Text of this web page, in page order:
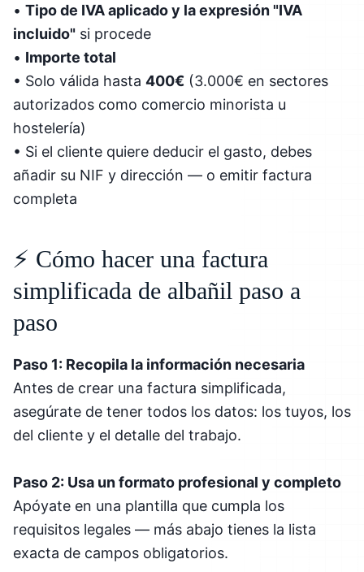
• Tipo de IVA aplicado y la expresión "IVA
incluido" si procede
• Importe total
• Solo válida hasta 400€ (3.000€ en sectores
autorizados como comercio minorista u
hostelería)
• Si el cliente quiere deducir el gasto, debes
añadir su NIF y dirección — o emitir factura
completa
⚡ Cómo hacer una factura
simplificada de albañil paso a
paso
Paso 1: Recopila la información necesaria
Antes de crear una factura simplificada,
asegúrate de tener todos los datos: los tuyos, los
del cliente y el detalle del trabajo.
Paso 2: Usa un formato profesional y completo
Apóyate en una plantilla que cumpla los
requisitos legales — más abajo tienes la lista
exacta de campos obligatorios.